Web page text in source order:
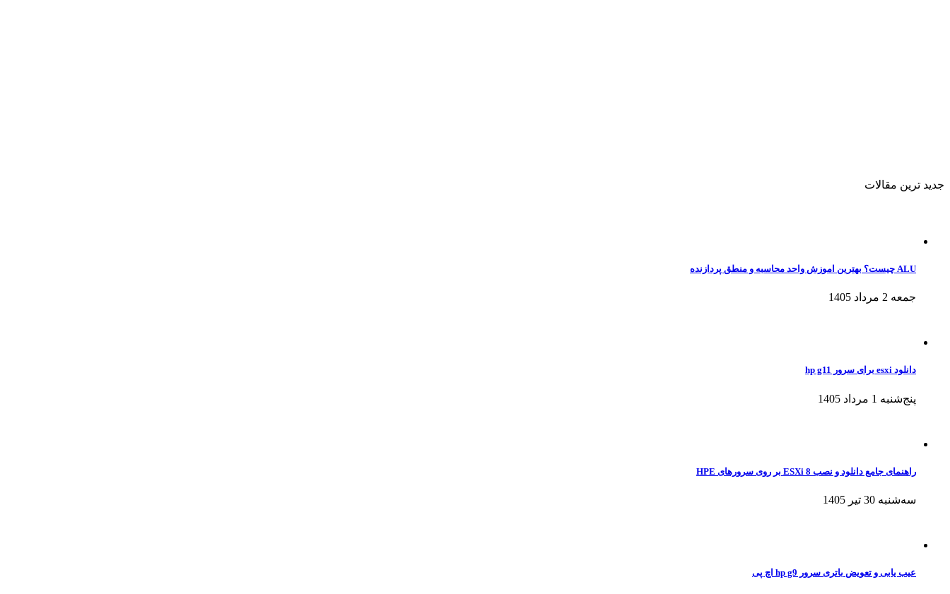
جدید ترین مقالات
ALU چیست؟ بهترین اموزش واحد محاسبه و منطق پردازنده
جمعه 2 مرداد 1405
دانلود esxi برای سرور hp g11
پنج‌شنبه 1 مرداد 1405
راهنمای جامع دانلود و نصب ESXi 8 بر روی سرورهای HPE
سه‌شنبه 30 تیر 1405
عیب یابی و تعویض باتری سرور hp g9 اچ پی